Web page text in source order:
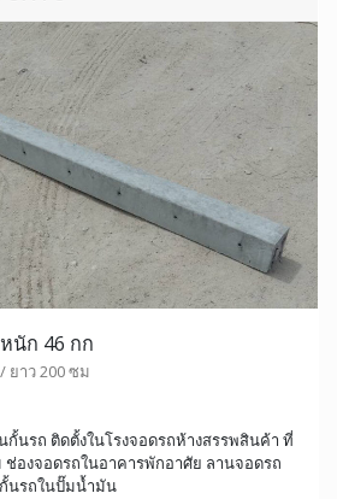
นัก 46 กก
ยาว 200 ซม
กั้นรถ ติดตั้งในโรงจอดรถห้างสรรพสินค้า ที่
องจอดรถในอาคารพักอาศัย ลานจอดรถ
นรถในปั๊มน้ำมัน